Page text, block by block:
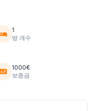
1
방 개수
1000€
보증금